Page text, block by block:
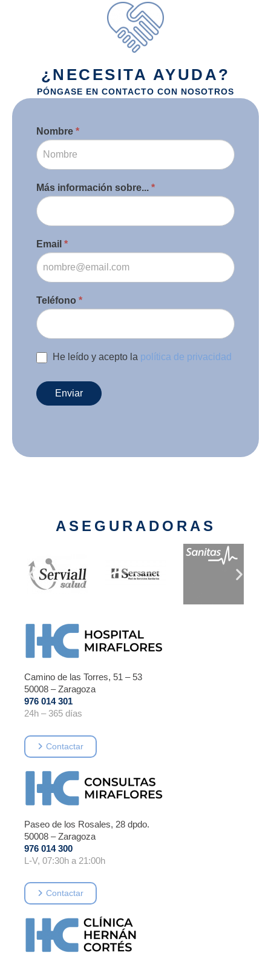
¿NECESITA AYUDA?
PÓNGASE EN CONTACTO CON NOSOTROS
Contacto
Nombre *
Más información sobre... *
Email *
Teléfono *
He leído y acepto la política de privacidad
Enviar
Si
eres
humano,
deja
campo
en
blanco.
ASEGURADORAS
Camino de las Torres, 51 – 53
50008 – Zaragoza
976 014 301
24h – 365 días
Contactar
Paseo de los Rosales, 28 dpdo.
50008 – Zaragoza
976 014 300
L-V, 07:30h a 21:00h
Contactar